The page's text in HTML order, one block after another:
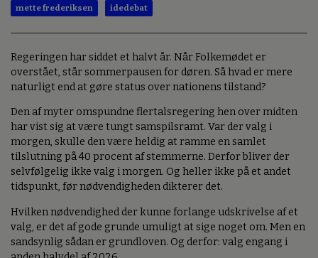
mette frederiksen idedebat
Regeringen har siddet et halvt år. Når Folkemødet er
overstået, står sommerpausen for døren. Så hvad er mere
naturligt end at gøre status over nationens tilstand?
Den af myter omspundne flertalsregering hen over midten
har vist sig at være tungt samspilsramt. Var der valg i
morgen, skulle den være heldig at ramme en samlet
tilslutning på 40 procent af stemmerne. Derfor bliver der
selvfølgelig ikke valg i morgen. Og heller ikke på et andet
tidspunkt, før nødvendigheden dikterer det.
Hvilken nødvendighed der kunne forlange udskrivelse af et
valg, er det af gode grunde umuligt at sige noget om. Men en
sandsynlig sådan er grundloven. Og derfor: valg engang i